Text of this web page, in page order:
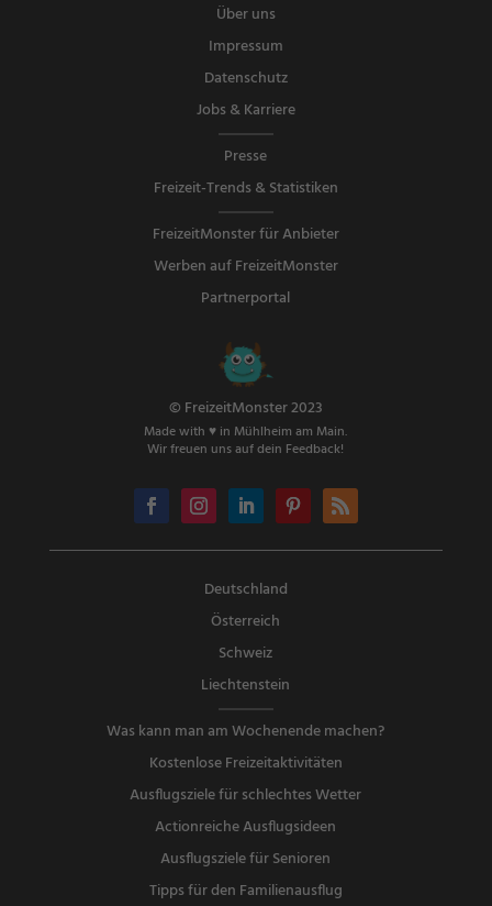
Über uns
Impressum
Datenschutz
Jobs & Karriere
Presse
Freizeit-Trends & Statistiken
FreizeitMonster für Anbieter
Werben auf FreizeitMonster
Partnerportal
© FreizeitMonster 2023
Made with ♥ in Mühlheim am Main.
Wir freuen uns auf dein Feedback!
Deutschland
Österreich
Schweiz
Liechtenstein
Was kann man am Wochenende machen?
Kostenlose Freizeitaktivitäten
Ausflugsziele für schlechtes Wetter
Actionreiche Ausflugsideen
Ausflugsziele für Senioren
Tipps für den Familienausflug